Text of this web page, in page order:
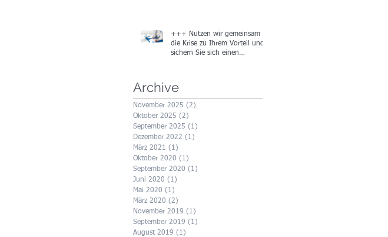
+++ Nutzen wir gemeinsam
die Krise zu Ihrem Vorteil und
sichern Sie sich einen
Archive
November 2025 (2)
Oktober 2025 (2)
September 2025 (1)
Dezember 2022 (1)
März 2021 (1)
Oktober 2020 (1)
September 2020 (1)
Juni 2020 (1)
Mai 2020 (1)
März 2020 (2)
November 2019 (1)
September 2019 (1)
August 2019 (1)